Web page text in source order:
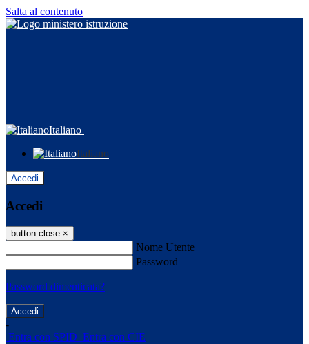
Salta al contenuto
Italiano
Italiano
Accedi
Accedi
button close ×
Nome Utente
Password
Password dimenticata?
-
Entra con SPID Entra con CIE